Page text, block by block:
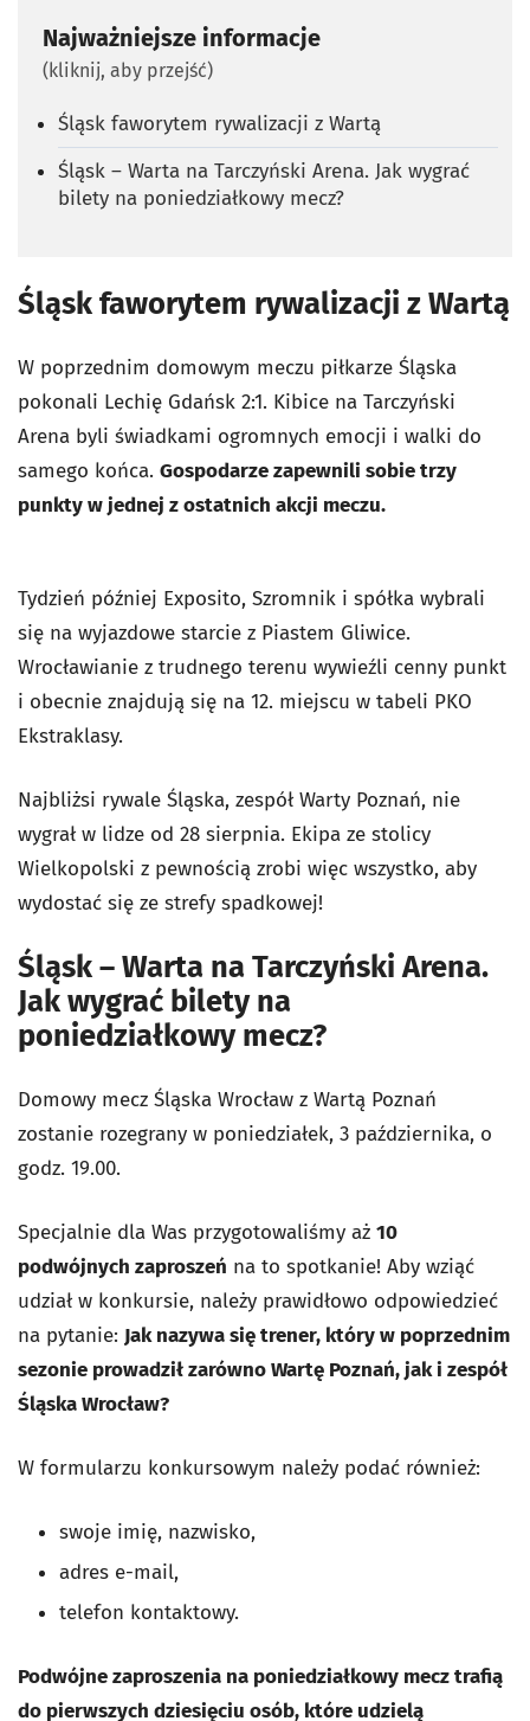
Najważniejsze informacje
(kliknij, aby przejść)
Śląsk faworytem rywalizacji z Wartą
Śląsk – Warta na Tarczyński Arena. Jak wygrać
bilety na poniedziałkowy mecz?
Śląsk faworytem rywalizacji z Wartą
W poprzednim domowym meczu piłkarze Śląska
pokonali Lechię Gdańsk 2:1. Kibice na Tarczyński
Arena byli świadkami ogromnych emocji i walki do
samego końca. Gospodarze zapewnili sobie trzy
punkty w jednej z ostatnich akcji meczu.
Tydzień później Exposito, Szromnik i spółka wybrali
się na wyjazdowe starcie z Piastem Gliwice.
Wrocławianie z trudnego terenu wywieźli cenny punkt
i obecnie znajdują się na 12. miejscu w tabeli PKO
Ekstraklasy.
Najbliżsi rywale Śląska, zespół Warty Poznań, nie
wygrał w lidze od 28 sierpnia. Ekipa ze stolicy
Wielkopolski z pewnością zrobi więc wszystko, aby
wydostać się ze strefy spadkowej!
Śląsk – Warta na Tarczyński Arena.
Jak wygrać bilety na
poniedziałkowy mecz?
Domowy mecz Śląska Wrocław z Wartą Poznań
zostanie rozegrany w poniedziałek, 3 października, o
godz. 19.00.
Specjalnie dla Was przygotowaliśmy aż 10
podwójnych zaproszeń na to spotkanie! Aby wziąć
udział w konkursie, należy prawidłowo odpowiedzieć
na pytanie: Jak nazywa się trener, który w poprzednim
sezonie prowadził zarówno Wartę Poznań, jak i zespół
Śląska Wrocław?
W formularzu konkursowym należy podać również:
swoje imię, nazwisko,
adres e-mail,
telefon kontaktowy.
Podwójne zaproszenia na poniedziałkowy mecz trafią
do pierwszych dziesięciu osób, które udzielą